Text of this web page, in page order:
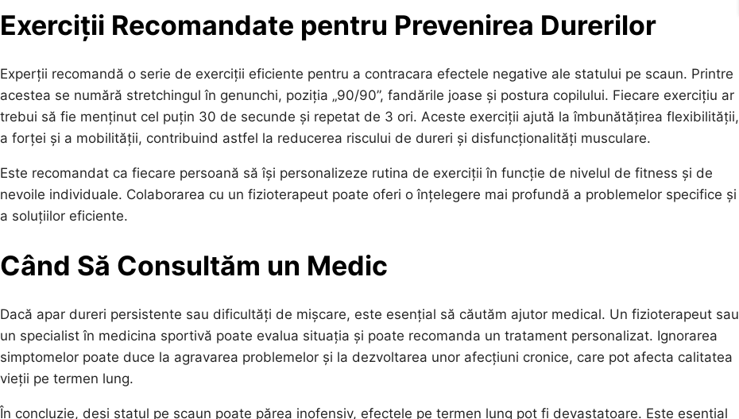
Exerciții Recomandate pentru Prevenirea Durerilor
Experții recomandă o serie de exerciții eficiente pentru a contracara efectele negative ale statului pe scaun. Printre
acestea se numără stretchingul în genunchi, poziția „90/90”, fandările joase și postura copilului. Fiecare exercițiu ar
trebui să fie menținut cel puțin 30 de secunde și repetat de 3 ori. Aceste exerciții ajută la îmbunătățirea flexibilității,
a forței și a mobilității, contribuind astfel la reducerea riscului de dureri și disfuncționalități musculare.
Este recomandat ca fiecare persoană să își personalizeze rutina de exerciții în funcție de nivelul de fitness și de
nevoile individuale. Colaborarea cu un fizioterapeut poate oferi o înțelegere mai profundă a problemelor specifice și
a soluțiilor eficiente.
Când Să Consultăm un Medic
Dacă apar dureri persistente sau dificultăți de mișcare, este esențial să căutăm ajutor medical. Un fizioterapeut sau
un specialist în medicina sportivă poate evalua situația și poate recomanda un tratament personalizat. Ignorarea
simptomelor poate duce la agravarea problemelor și la dezvoltarea unor afecțiuni cronice, care pot afecta calitatea
vieții pe termen lung.
În concluzie, deși statul pe scaun poate părea inofensiv, efectele pe termen lung pot fi devastatoare. Este esențial